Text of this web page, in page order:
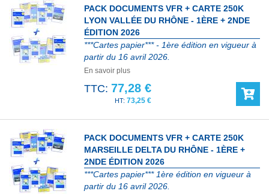
PACK DOCUMENTS VFR + CARTE 250K
LYON VALLÉE DU RHÔNE - 1ÈRE + 2NDE
ÉDITION 2026
***Cartes papier*** - 1ère édition en vigueur à
partir du 16 avril 2026.
En savoir plus
TTC: 77,28 €
73,25 €
PACK DOCUMENTS VFR + CARTE 250K
MARSEILLE DELTA DU RHÔNE - 1ÈRE +
2NDE ÉDITION 2026
***Cartes papier*** 1ère édition en vigueur à
partir du 16 avril 2026.